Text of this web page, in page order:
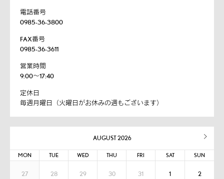
電話番号
0985-36-3800
FAX番号
0985-36-3611
営業時間
9:00～17:40
定休日
毎週月曜日（火曜日がお休みの週もございます）
AUGUST 2026
MON TUE WED THU FRI SAT SUN
27 28 29 30 31 1 2